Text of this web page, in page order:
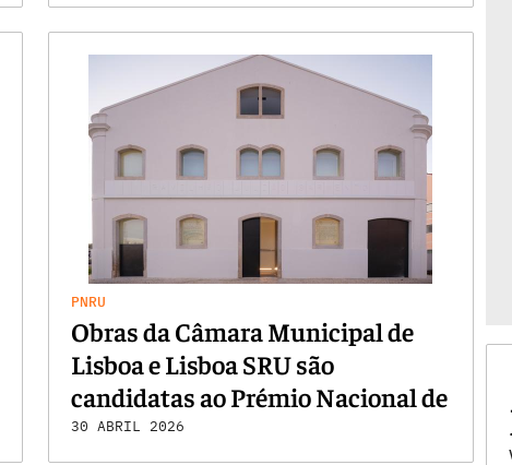
PNRU
Obras da Câmara Municipal de
Lisboa e Lisboa SRU são
candidatas ao Prémio Nacional de
Reabilitação Urbana
30 ABRIL 2026